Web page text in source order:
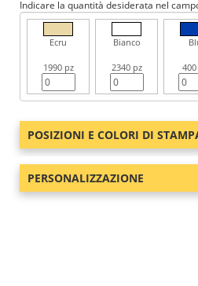
Indicare la quantità desiderata nel
Ecru
1990 pz
Bianco
2340 pz
POSIZIONI E COLORI DI
PERSONALIZZAZIONE